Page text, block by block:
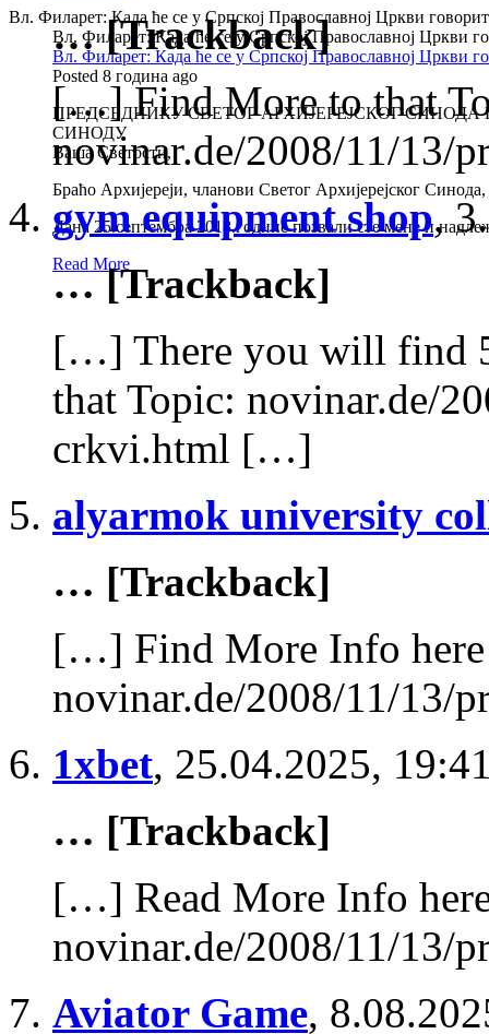
Вл. Филарет: Када ће се у Српској Православној Цркви
Вл. Филарет: Када ће се у Српској Православној Цркви
Вл. Филарет: Када ће се у Српској Православној Цркви
Posted 8 година ago
ПРЕДСЕДНИКУ СВЕТОГ АРХИЈЕРЕЈСКОГ
СИНОДУ
Ваша Светости,
Браћо Архијереји, чланови Светог Архијерејског Синода,
Дана 25.септембра 2018.године позвали сте мене и
Read More
… [Trackback]
[…] Find More to that
novinar.de/2008/11/
gym equipment shop,
… [Trackback]
[…] There you will find
that Topic: novinar.de/
crkvi.html […]
alyarmok university
… [Trackback]
[…] Find More Info here
novinar.de/2008/11/
1xbet, 25.04.2025,
… [Trackback]
[…] Read More Info
novinar.de/2008/11/
Aviator Game,